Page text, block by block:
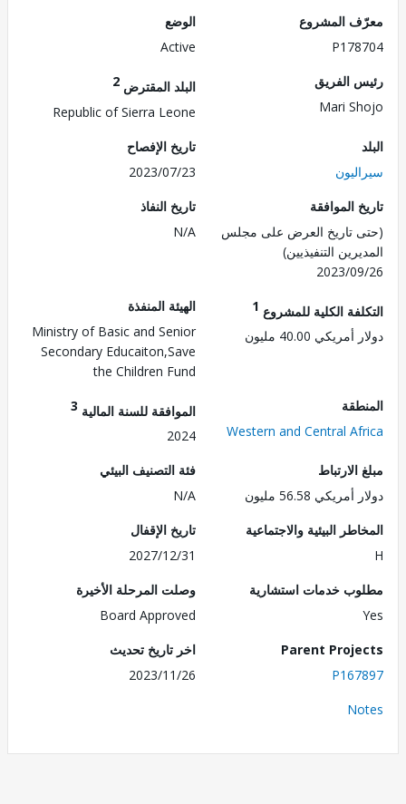
المشروع
الفريق
Mari
البلد المقترض
Republic of Sierra Leone
تاريخ الإفصاح
2023/07/23
الموافقة
تاريخ العرض على مجلس
التنفيذيين)
2023/
تاريخ النفاذ
N/A
الكلية للمشروع1
40.00 مليون
الهيئة المنفذة
Ministry of Basic and Senior
Secondary Educaiton,Save
the Children Fund
Western and Central
الموافقة للسنة المالية3
2024
56.58 مليون
فئة التصنيف البيئي
البيئية والاجتماعية
تاريخ الإقفال
2027/12/31
خدمات استشارية
وصلت المرحلة الأخيرة
Board Approved
Parent
اخر تاريخ تحديث
2023/11/26